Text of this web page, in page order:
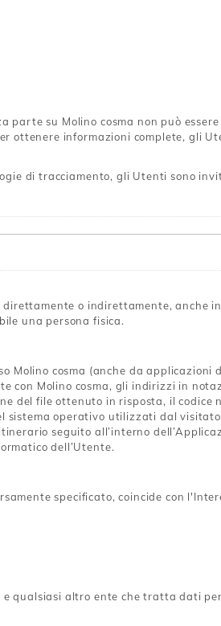
parte su Molino cosma non può
ottenere informazioni complete, gli
di tracciamento, gli Utenti sono
o indirettamente, anche
una persona fisica.
Molino cosma (anche da
con Molino cosma, gli indirizzi in
del file ottenuto in risposta, il
sistema operativo utilizzati dal
seguito all’interno
dell’Utente.
specificato, coincide con
qualsiasi altro ente che tratta dati